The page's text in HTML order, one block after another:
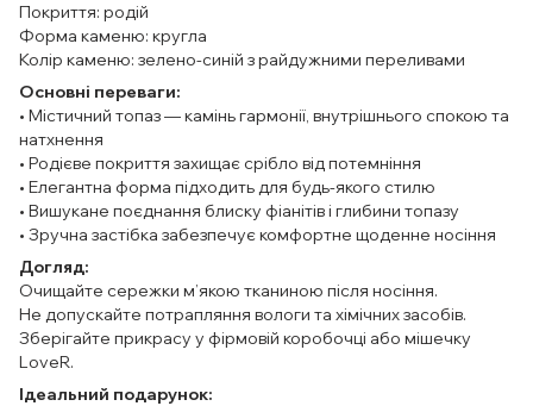
Покриття: родій
Форма каменю: кругла
Колір каменю: зелено-синій з райдужними переливами
Основні переваги:
• Містичний топаз — камінь гармонії, внутрішнього спокою та
натхнення
• Родієве покриття захищає срібло від потемніння
• Елегантна форма підходить для будь-якого стилю
• Вишукане поєднання блиску фіанітів і глибини топазу
• Зручна застібка забезпечує комфортне щоденне носіння
Догляд:
Очищайте сережки м’якою тканиною після носіння.
Не допускайте потрапляння вологи та хімічних засобів.
Зберігайте прикрасу у фірмовій коробочці або мішечку
LoveR.
Ідеальний подарунок: